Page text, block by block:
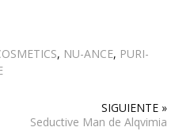
, NU-ANCE, PURI-
SIGUIENTE »
Seductive Man de Alqvimia